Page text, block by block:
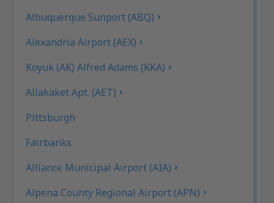
Albuquerque Sunport (ABQ)
Alexandria Airport (AEX)
Koyuk (AK) Alfred Adams (KKA)
Allakaket Apt. (AET)
Pittsburgh
Fairbanks
Alliance Municipal Airport (AIA)
Alpena County Regional Airport (APN)